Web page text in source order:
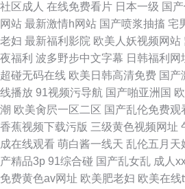
社区成人 在线免费看片 日本一级 国
网站 最新激情h网站 国产喷浆抽搐 宅
老妇 最新福利影院 欧美人妖视频网站
夜福利 波多野步中文字幕 日韩福利网
超碰无码在线 欧美日韩高清免费 国产
线播放 91视频污导航 国产啪亚洲国
潮 欧美肏屄一区二区 国产乱伦免费观
香蕉视频下载污版 三级黄色视频网址
成在线观看 萌白酱一线天 乱伦五月天
产精品3p 91综合碰 国产乱女乱 成人
免费黄色av网址 欧美肥老妇 欧美在线